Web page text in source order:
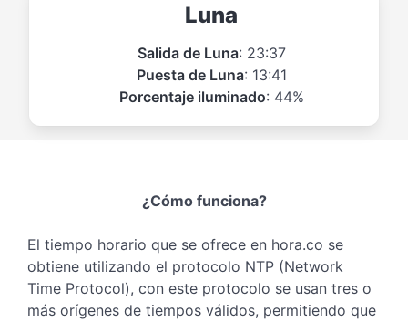
Luna
Salida de Luna: 23:37
Puesta de Luna: 13:41
Porcentaje iluminado: 44%
¿Cómo funciona?
El tiempo horario que se ofrece en hora.co se
obtiene utilizando el protocolo NTP (Network
Time Protocol), con este protocolo se usan tres o
más orígenes de tiempos válidos, permitiendo que